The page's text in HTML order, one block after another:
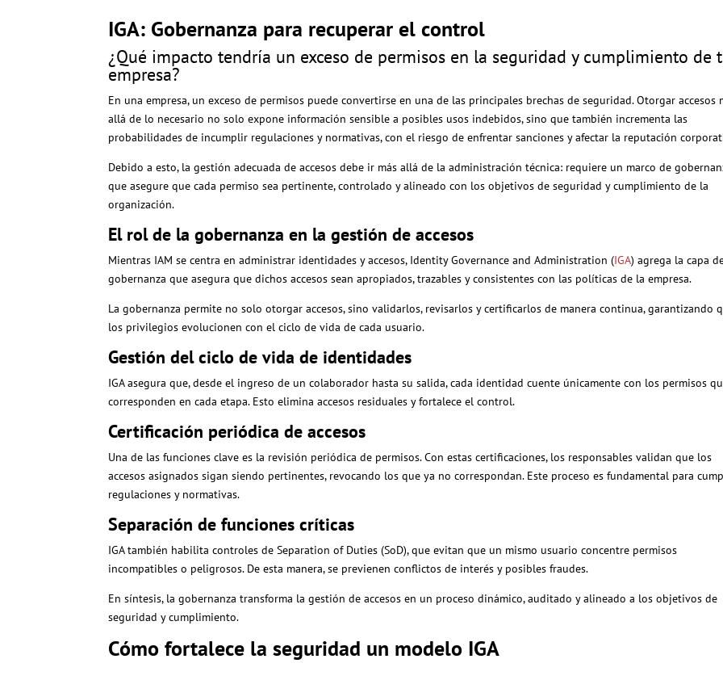
IGA: Gobernanza para recuperar el control
¿Qué impacto tendría un exceso de permisos en la seguridad y cumplimiento de
empresa?
En una empresa, un exceso de permisos puede convertirse en una de las principales brechas de seguridad. Otorgar accesos
allá de lo necesario no solo expone información sensible a posibles usos indebidos, sino que también incrementa las
probabilidades de incumplir regulaciones y normativas, con el riesgo de enfrentar sanciones y afectar la reputación
Debido a esto, la gestión adecuada de accesos debe ir más allá de la administración técnica: requiere un marco de
que asegure que cada permiso sea pertinente, controlado y alineado con los objetivos de seguridad y cumplimiento de la
organización.
El rol de la gobernanza en la gestión de accesos
Mientras IAM se centra en administrar identidades y accesos, Identity Governance and Administration (IGA) agrega la capa
gobernanza que asegura que dichos accesos sean apropiados, trazables y consistentes con las políticas de la empresa.
La gobernanza permite no solo otorgar accesos, sino validarlos, revisarlos y certificarlos de manera continua, garantizando
los privilegios evolucionen con el ciclo de vida de cada usuario.
Gestión del ciclo de vida de identidades
IGA asegura que, desde el ingreso de un colaborador hasta su salida, cada identidad cuente únicamente con los permisos
corresponden en cada etapa. Esto elimina accesos residuales y fortalece el control.
Certificación periódica de accesos
Una de las funciones clave es la revisión periódica de permisos. Con estas certificaciones, los responsables validan que los
accesos asignados sigan siendo pertinentes, revocando los que ya no correspondan. Este proceso es fundamental para
regulaciones y normativas.
Separación de funciones críticas
IGA también habilita controles de Separation of Duties (SoD), que evitan que un mismo usuario concentre permisos
incompatibles o peligrosos. De esta manera, se previenen conflictos de interés y posibles fraudes.
En síntesis, la gobernanza transforma la gestión de accesos en un proceso dinámico, auditado y alineado a los objetivos de
seguridad y cumplimiento.
Cómo fortalece la seguridad un modelo IGA